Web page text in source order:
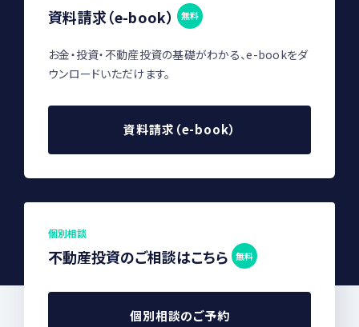
資料請求（e-book） 無料
お金・投資・不動産投資の基礎がわかる、e-bookをダ
ウンロードいただけます。
資料請求（e-book）
個別相談
不動産投資のご相談はこちら 無料
個別相談のご予約